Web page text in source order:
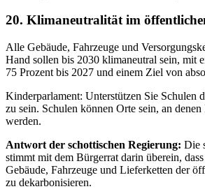
20. Klimaneutralität im
Alle Gebäude, Fahrzeuge und
Hand sollen bis 2030 klimaneutral sein, mit
75 Prozent bis 2027 und einem Ziel von
Kinderparlament: Unterstützen Sie Schulen
zu sein. Schulen können Orte sein, an
werden.
Antwort der schottischen Regierung: Die
stimmt mit dem Bürgerrat darin überein,
Gebäude, Fahrzeuge und Lieferketten der
zu dekarbonisieren.